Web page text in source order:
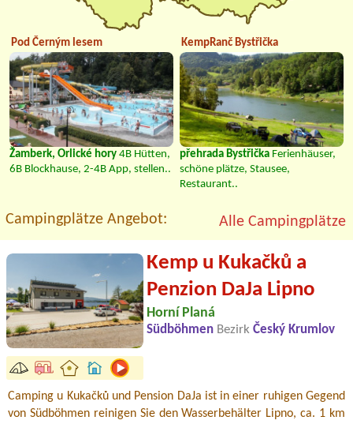
Pod Černým lesem
Žamberk, Orlické hory 4B Hütten,
6B Blockhause, 2-4B App, stellen..
KempRanč Bystřička
přehrada Bystřička Ferienhäuser,
schöne plätze, Stausee,
Restaurant..
Campingplätze Angebot: Alle Campingplätze
Kemp u Kukačků a
Penzion DaJa Lipno
Horní Planá
Südböhmen Bezirk Český Krumlov
Camping u Kukačků und Pension DaJa ist in einer ruhigen Gegend
von Südböhmen reinigen Sie den Wasserbehälter Lipno, ca. 1 km